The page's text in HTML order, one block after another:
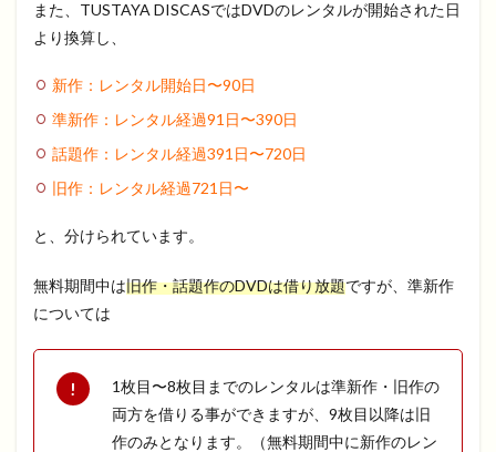
また、TUSTAYA DISCASではDVDのレンタルが開始された日
より換算し、
新作：レンタル開始日〜90日
準新作：レンタル経過91 日〜390日
話題作：レンタル経過391 日〜720日
旧作：レンタル経過721 日〜
と、分けられています。
無料期間中は旧作・話題作のDVDは借り放題ですが、準新作
については
1枚目〜8枚目までのレンタルは準新作・旧作の
両方を借りる事ができますが、9枚目以降は旧
作のみとなります。（無料期間中に新作のレン